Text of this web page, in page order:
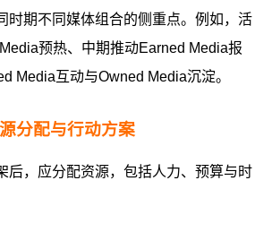
时期不同媒体组合的侧重点。例如，活
预热、中期推动Earned Media报
Media互动与Owned Media沉淀。
分配与行动方案
后，应分配资源，包括人力、预算与时